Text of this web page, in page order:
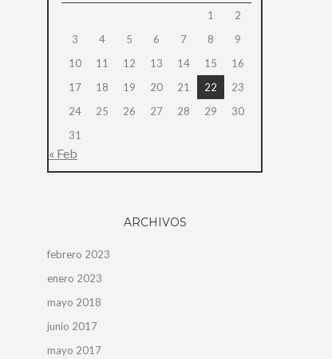
1
2
3
4 5 6 7 8
9
10
11 12 13 14 15
16
17
18 19 20 21 22
23
24
25 26 27 28 29
30
31
« Feb
ARCHIVOS
febrero 2023
enero 2023
mayo 2018
junio 2017
mayo 2017